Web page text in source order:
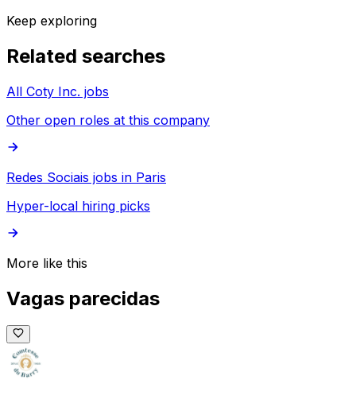
Keep exploring
Related searches
All Coty Inc. jobs
Other open roles at this company
Redes Sociais jobs in Paris
Hyper-local hiring picks
More like this
Vagas parecidas